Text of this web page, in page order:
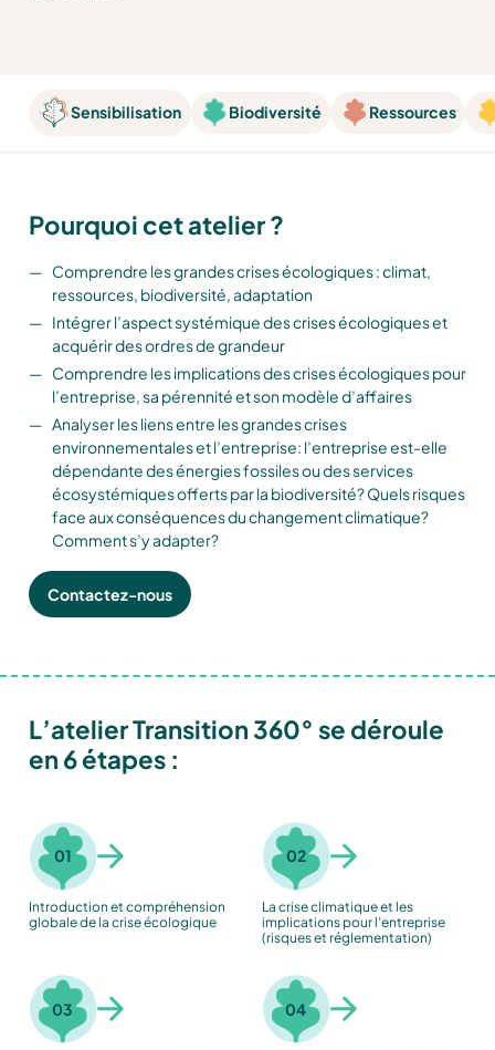
Sensibilisation Biodiversité Ressources
Pourquoi cet atelier ?
Comprendre les grandes crises écologiques : climat,
ressources, biodiversité, adaptation
Intégrer l’aspect systémique des crises écologiques et
acquérir des ordres de grandeur
Comprendre les implications des crises écologiques pour
l’entreprise, sa pérennité et son modèle d’affaires
Analyser les liens entre les grandes crises
environnementales et l’entreprise: l’entreprise est-elle
dépendante des énergies fossiles ou des services
écosystémiques offerts par la biodiversité? Quels risques
face aux conséquences du changement climatique?
Comment s’y adapter?
Contactez-nous
L’atelier Transition 360° se déroule
en 6 étapes :
01
Introduction et compréhension
globale de la crise écologique
02
La crise climatique et les
implications pour l’entreprise
(risques et réglementation)
03 04